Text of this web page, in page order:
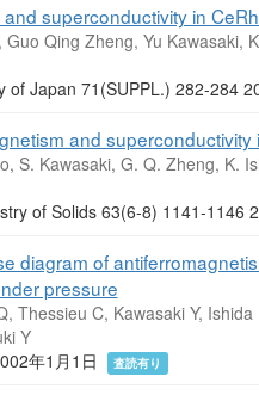
superconductivity in
Qing Zheng, Yu Kawasaki,
of Japan 71(SUPPL.) 282-284
and
S. Kawasaki, G. Q. Zheng, K.
of Solids 63(6-8) 1141-1146
diagram of
pressure
Thessieu C, Kawasaki Y,
Y
年1月1日
査読有り